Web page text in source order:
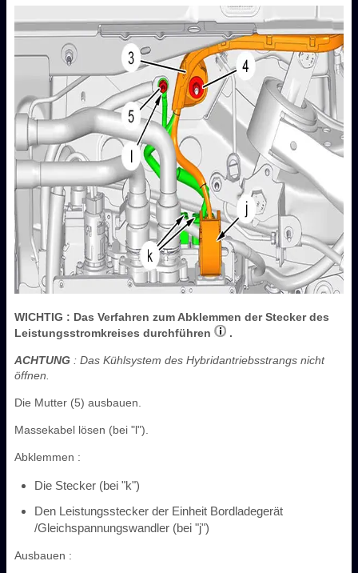
WICHTIG : Das Verfahren zum Abklemmen der Stecker des
Leistungsstromkreises durchführen
.
ACHTUNG : Das Kühlsystem des Hybridantriebsstrangs nicht
öffnen.
Die Mutter (5) ausbauen.
Massekabel lösen (bei "l").
Abklemmen :
Die Stecker (bei "k")
Den Leistungsstecker der Einheit Bordladegerät
/Gleichspannungswandler (bei "j")
Ausbauen :